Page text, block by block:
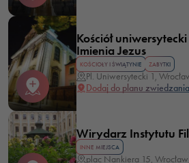
Kościół
Imienia Jezus
KOŚCIOŁY I ŚWIĄTYNIE ZABYTKI
Pl. Uniwersytecki 1,
Dodaj do planu zwiedzania
Wirydarz Instytutu
INNE MIEJSCA
plac Nankiera 15,